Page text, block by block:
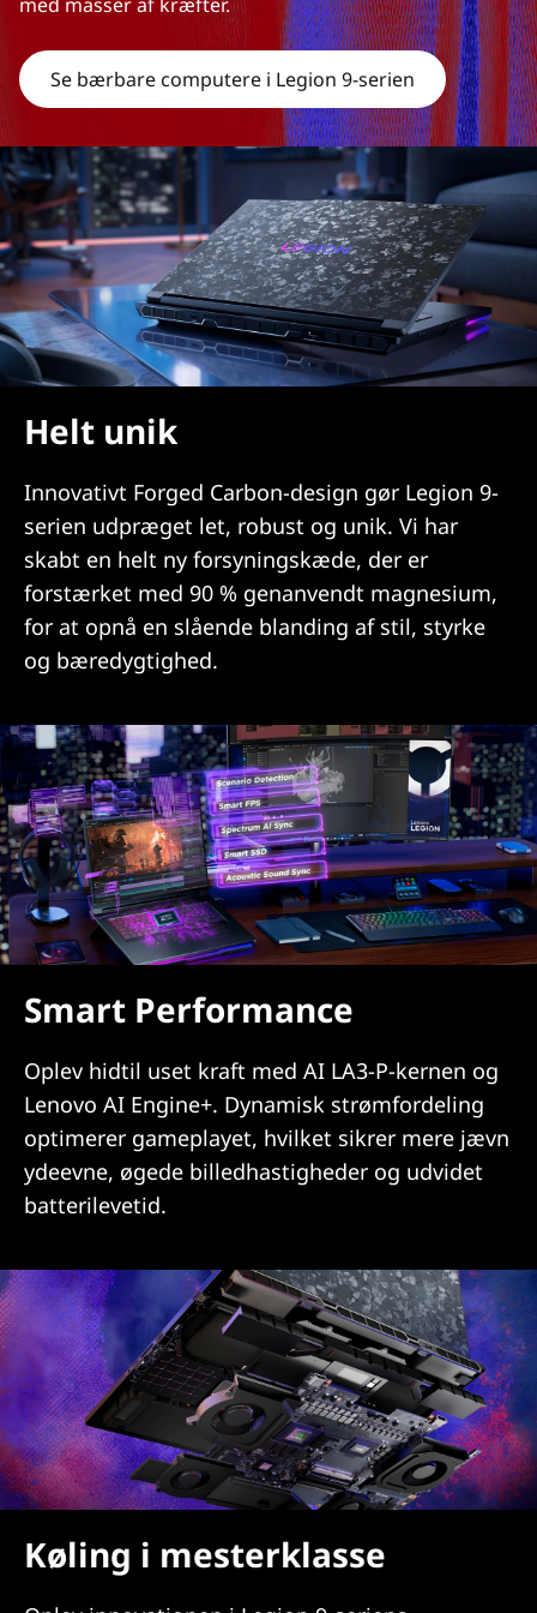
Se bærbare computere i Legion 9-serien
Helt unik
Innovativt Forged Carbon-design gør Legion 9-
serien udpræget let, robust og unik. Vi har
skabt en helt ny forsyningskæde, der er
forstærket med 90 % genanvendt magnesium,
for at opnå en slående blanding af stil, styrke
og bæredygtighed.
Smart Performance
Oplev hidtil uset kraft med AI LA3-P-kernen og
Lenovo AI Engine+. Dynamisk strømfordeling
optimerer gameplayet, hvilket sikrer mere jævn
ydeevne, øgede billedhastigheder og udvidet
batterilevetid.
Køling i mesterklasse